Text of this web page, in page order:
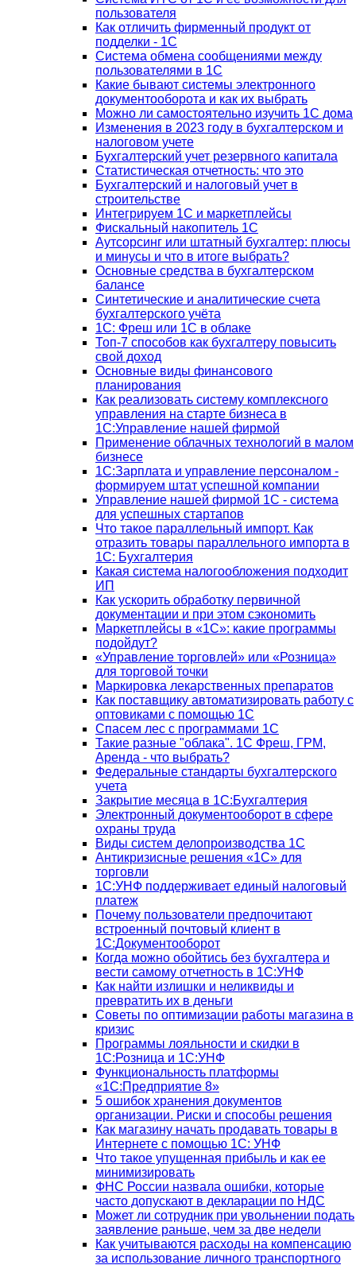
пользователя
Как отличить фирменный продукт от
подделки - 1С
Система обмена сообщениями между
пользователями в 1С
Какие бывают системы электронного
документооборота и как их выбрать
Можно ли самостоятельно изучить 1С дома
Изменения в 2023 году в бухгалтерском и
налоговом учете
Бухгалтерский учет резервного капитала
Статистическая отчетность: что это
Бухгалтерский и налоговый учет в
строительстве
Интегрируем 1С и маркетплейсы
Фискальный накопитель 1С
Аутсорсинг или штатный бухгалтер: плюсы
и минусы и что в итоге выбрать?
Основные средства в бухгалтерском
балансе
Синтетические и аналитические счета
бухгалтерского учёта
1C: Фреш или 1С в облаке
Топ-7 способов как бухгалтеру повысить
свой доход
Основные виды финансового
планирования
Как реализовать систему комплексного
управления на старте бизнеса в
1С:Управление нашей фирмой
Применение облачных технологий в малом
бизнесе
1C:Зарплата и управление персоналом -
формируем штат успешной компании
Управление нашей фирмой 1C - система
для успешных стартапов
Что такое параллельный импорт. Как
отразить товары параллельного импорта в
1С: Бухгалтерия
Какая система налогообложения подходит
ИП
Как ускорить обработку первичной
документации и при этом сэкономить
Маркетплейсы в «1С»: какие программы
подойдут?
«Управление торговлей» или «Розница»
для торговой точки
Маркировка лекарственных препаратов
Как поставщику автоматизировать работу с
оптовиками с помощью 1С
Спасем лес с программами 1С
Такие разные "облака". 1С Фреш, ГРМ,
Аренда - что выбрать?
Федеральные стандарты бухгалтерского
учета
Закрытие месяца в 1С:Бухгалтерия
Электронный документооборот в сфере
охраны труда
Виды систем делопроизводства 1C
Антикризисные решения «1С» для
торговли
1С:УНФ поддерживает единый налоговый
платеж
Почему пользователи предпочитают
встроенный почтовый клиент в
1С:Документооборот
Когда можно обойтись без бухгалтера и
вести самому отчетность в 1С:УНФ
Как найти излишки и неликвиды и
превратить их в деньги
Советы по оптимизации работы магазина в
кризис
Программы лояльности и скидки в
1С:Розница и 1С:УНФ
Функциональность платформы
«1С:Предприятие 8»
5 ошибок хранения документов
организации. Риски и способы решения
Как магазину начать продавать товары в
Интернете с помощью 1С: УНФ
Что такое упущенная прибыль и как ее
минимизировать
ФНС России назвала ошибки, которые
часто допускают в декларации по НДС
Может ли сотрудник при увольнении подать
заявление раньше, чем за две недели
Как учитываются расходы на компенсацию
за использование личного транспортного